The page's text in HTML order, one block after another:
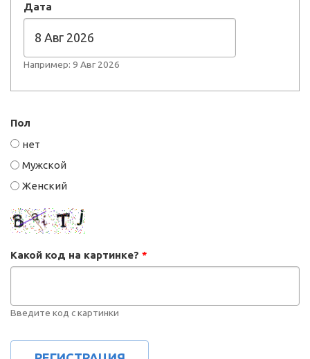
Дата
Например: 9 Авг 2026
Пол
нет
Мужской
Женский
Какой код на картинке? *
Введите код с картинки